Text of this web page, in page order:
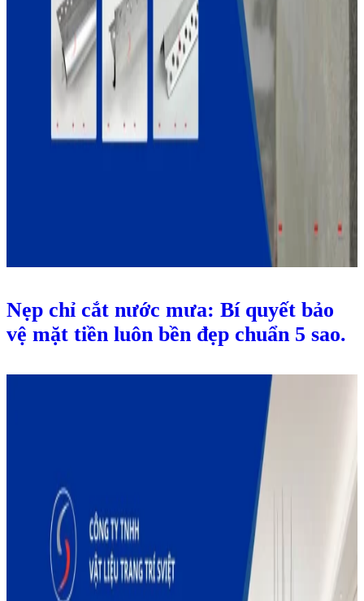
Nẹp chỉ cắt nước mưa: Bí quyết bảo
vệ mặt tiền luôn bền đẹp chuẩn 5 sao.